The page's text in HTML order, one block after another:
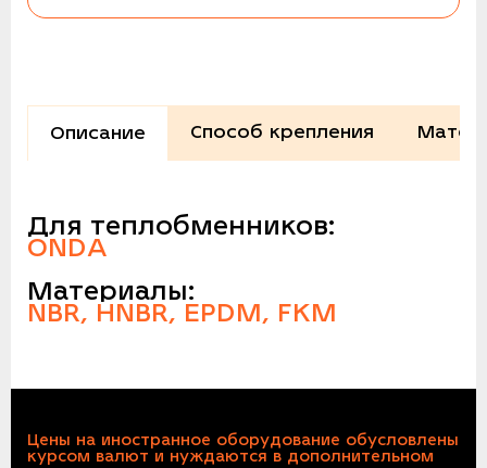
Описание Способ крепления
Для теплобменников:
ONDA
Материалы:
NBR, HNBR, EPDM, FKM
Цены на иностранное оборудование обусловлены
курсом валют и нуждаются в дополнительном